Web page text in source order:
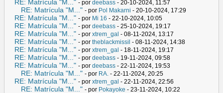
RE: Matrícula "M..." - por deebass - 20-10-2024, 11:57
RE: Matrícula "M..." - por Pol Makarni - 20-10-2024, 17:29
RE: Matrícula "M..." - por Mi 16 - 22-10-2024, 10:05
RE: Matrícula "M..." - por deebass - 25-10-2024, 19:17
RE: Matrícula "M..." - por xtrem_gal - 08-11-2024, 13:17
RE: Matrícula "M..." - por theblackmissil - 08-11-2024, 14:38
RE: Matrícula "M..." - por xtrem_gal - 18-11-2024, 19:17
RE: Matrícula "M..." - por deebass - 19-11-2024, 09:58
RE: Matrícula "M..." - por deebass - 22-11-2024, 19:53
RE: Matrícula "M..." - por RA. - 22-11-2024, 20:25
RE: Matrícula "M..." - por xtrem_gal - 22-11-2024, 22:56
RE: Matrícula "M..." - por Pokayoke - 23-11-2024, 10:22